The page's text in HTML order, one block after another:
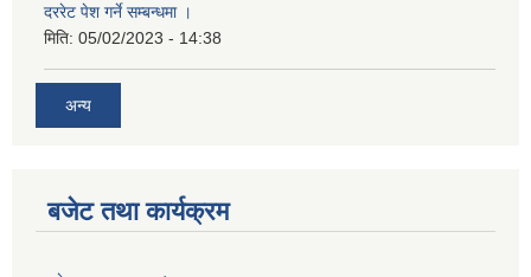
दररेट पेश गर्ने सम्बन्धमा ।
मिति: 05/02/2023 - 14:38
अन्य
बजेट तथा कार्यक्रम